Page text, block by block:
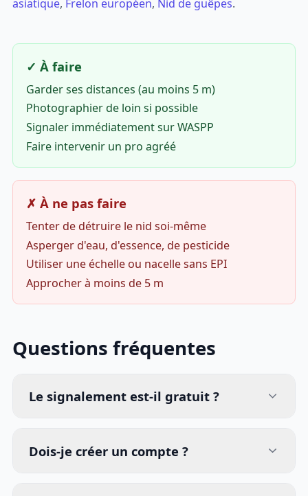
asiatique, Frelon européen, Nid de guêpes.
✓ À faire
Garder ses distances (au moins 5 m)
Photographier de loin si possible
Signaler immédiatement sur WASPP
Faire intervenir un pro agréé
✗ À ne pas faire
Tenter de détruire le nid soi-même
Asperger d'eau, d'essence, de pesticide
Utiliser une échelle ou nacelle sans EPI
Approcher à moins de 5 m
Questions fréquentes
Le signalement est-il gratuit ?
Dois-je créer un compte ?